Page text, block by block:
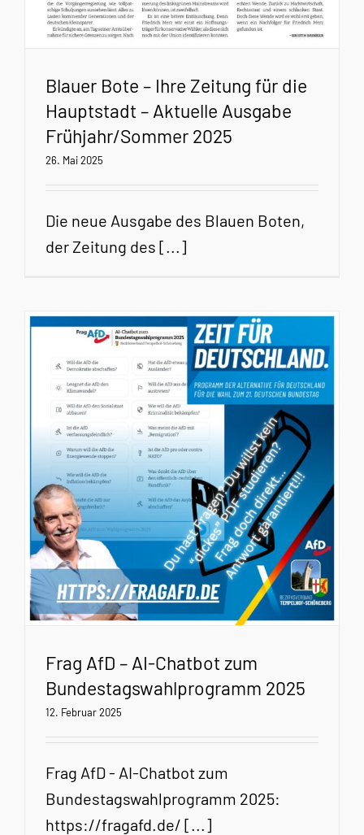
Blauer Bote – Ihre Zeitung für die
Hauptstadt – Aktuelle Ausgabe
Frühjahr/Sommer 2025
26. Mai 2025
Die neue Ausgabe des Blauen Boten,
der Zeitung des [...]
Frag AfD – AI-Chatbot zum
Bundestagswahlprogramm 2025
12. Februar 2025
Frag AfD - AI-Chatbot zum
Bundestagswahlprogramm 2025:
https://fragafd.de/ [...]